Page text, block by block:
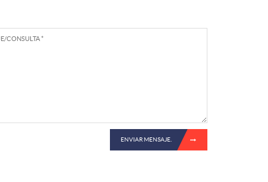
ENVIAR MENSAJE.